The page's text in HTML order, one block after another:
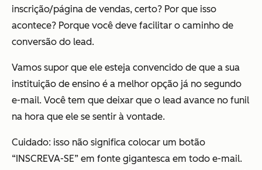
inscrição/página de vendas, certo? Por que isso
acontece? Porque você deve facilitar o caminho de
conversão do lead.
Vamos supor que ele esteja convencido de que a sua
instituição de ensino é a melhor opção já no segundo
e-mail. Você tem que deixar que o lead avance no funil
na hora que ele se sentir à vontade.
Cuidado: isso não significa colocar um botão
“INSCREVA-SE” em fonte gigantesca em todo e-mail.